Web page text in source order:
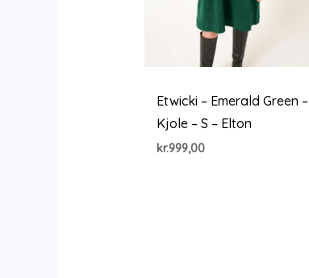
Etwicki – Emerald Green –
Kjole – S – Elton
kr.999,00